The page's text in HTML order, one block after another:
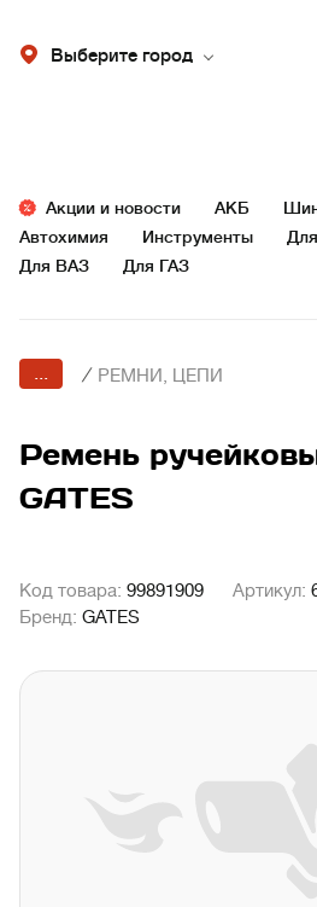
Выберите город
Акции и новости АКБ
Автохимия
Инструменты
Для ВАЗ
Для ГАЗ
... / РЕМНИ, ЦЕПИ
Ремень
GATES
Код товара: 99891909 Артикул:
Бренд: GATES